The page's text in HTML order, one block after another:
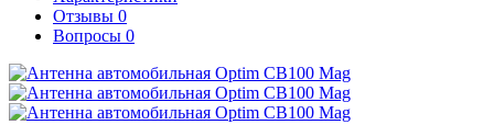
Отзывы 0
Вопросы 0